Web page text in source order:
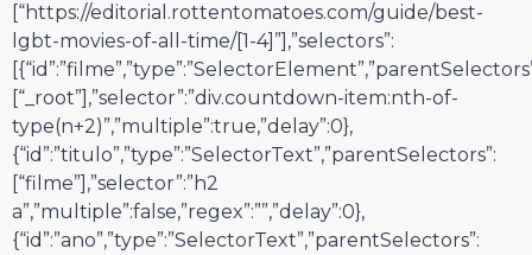
[“https://editorial.rottentomatoes.com/guide/best-
lgbt-movies-of-all-time/[1-4]”],”selectors”:
[“_root”],”selector”:”div.countdown-item:nth-of-
type(n+2)”,”multiple”:true,”delay”:0},
{“id”:”titulo”,”type”:”SelectorText”,”parentSelectors”:
[“filme”],”selector”:”h2
a”,”multiple”:false,”regex”:””,”delay”:0},
{“id”:”ano”,”type”:”SelectorText”,”parentSelectors”: